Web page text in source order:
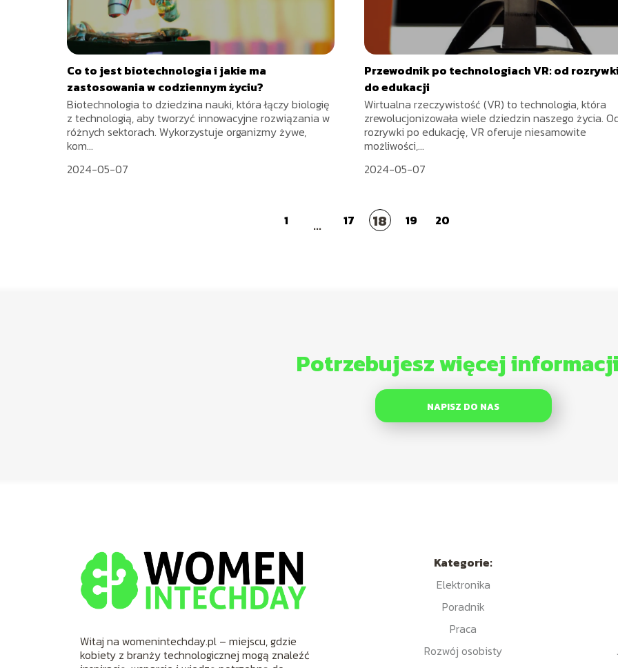
Co to jest biotechnologia i jakie ma
zastosowania w codziennym życiu?
Biotechnologia to dziedzina nauki, która łączy biologię
z technologią, aby tworzyć innowacyjne rozwiązania w
różnych sektorach. Wykorzystuje organizmy żywe,
kom...
2024-05-07
Przewodnik po technologiach VR: od
do edukacji
Wirtualna rzeczywistość (VR) to technologia, która
zrewolucjonizowała wiele dziedzin naszego życia.
rozrywki po edukację, VR oferuje niesamowite
możliwości,...
2024-05-07
1 ... 17 18 19 20
Potrzebujesz więcej
NAPISZ DO NAS
Witaj na womenintechday.pl – miejscu, gdzie
kobiety z branży technologicznej mogą znaleźć
Kategorie:
Elektronika
Poradnik
Praca
Rozwój osobisty